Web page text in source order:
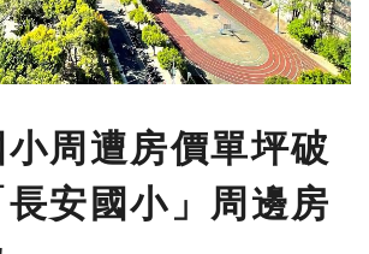
周遭房價單坪破
安國小」周邊房